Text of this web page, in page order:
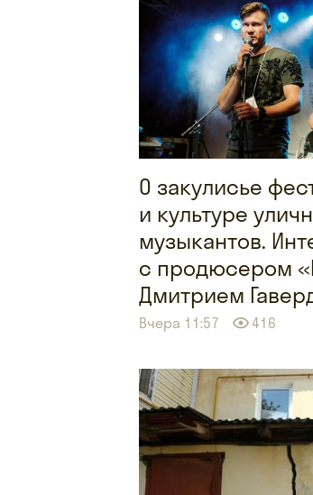
О закулисье
и культуре
музыкантов.
с продюсером
Дмитрием
Вчера 11:57 416